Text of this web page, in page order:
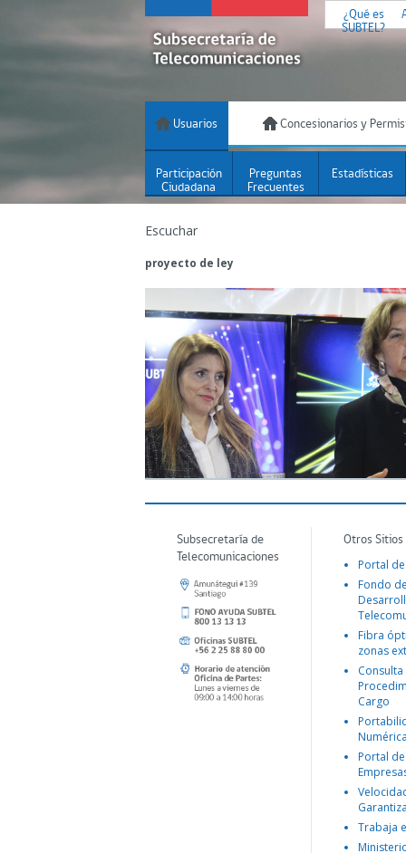
¿Qué es
SUBTEL?
Usuarios Concesionarios y
Participación
Ciudadana
Preguntas
Frecuentes
Estadísticas
Escuchar
proyecto de ley
Subsecretaría de
Telecomunicaciones
Otros
Portal
Fondo
Fibra
zonas
Consulta
Cargo
Portal
Trabaja